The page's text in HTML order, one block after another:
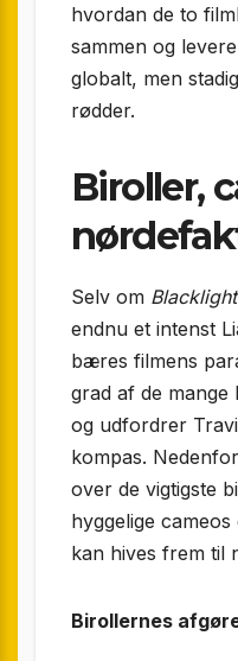
hvordan de to
sammen og
globalt, men
rødder.
Biroller,
Selv om Blacklight
endnu et intenst
bæres filmens
grad af de mange
og udfordrer
kompas.
over de vigtigste
hyggelige
kan hives frem til
Birollernes